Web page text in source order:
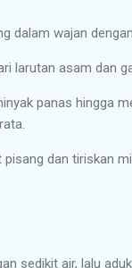
dalam wajan
larutan asam dan
panas hingga
dan tiriskan
sedikit air, lalu